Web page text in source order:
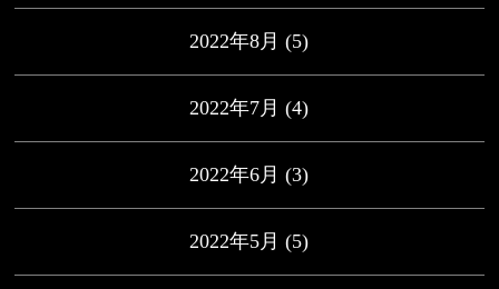
2022年8月 (5)
2022年7月 (4)
2022年6月 (3)
2022年5月 (5)